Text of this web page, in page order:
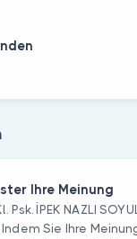
Ihre Meinung
Psk. İPEK NAZLI
Sie Ihre